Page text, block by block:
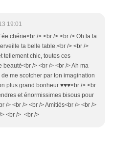
19:01
chérie<br /> <br /> <br /> Oh la la
ta belle table.<br /> <br />
tellement chic, toutes ces
/> <br /> <br /> Ah ma
me scotcher par ton imagination
plus grand bonheur ♥♥♥<br /> <br
et énormissimes bisous pour
/> <br /> <br /> Amitiés<br /> <br />
<br /> <br />